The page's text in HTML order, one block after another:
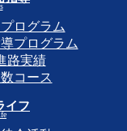
ログラム
プログラム
路実績
コース
イフ